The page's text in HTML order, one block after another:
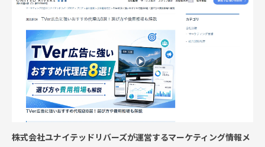
株式会社ユナイテッドリバーズが運営するマーケティング情報メ